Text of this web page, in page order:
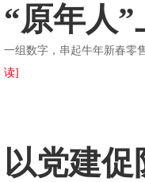
“原年人
一组数字，串起牛年新春零
读]
以党建